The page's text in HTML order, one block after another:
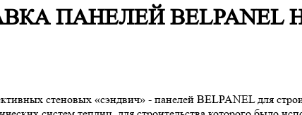
ПАНЕЛЕЙ
стеновых «сэндвич» - панелей BELPANEL для